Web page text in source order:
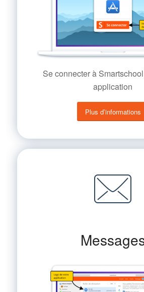
Se connecter à
application
Plus d’informations